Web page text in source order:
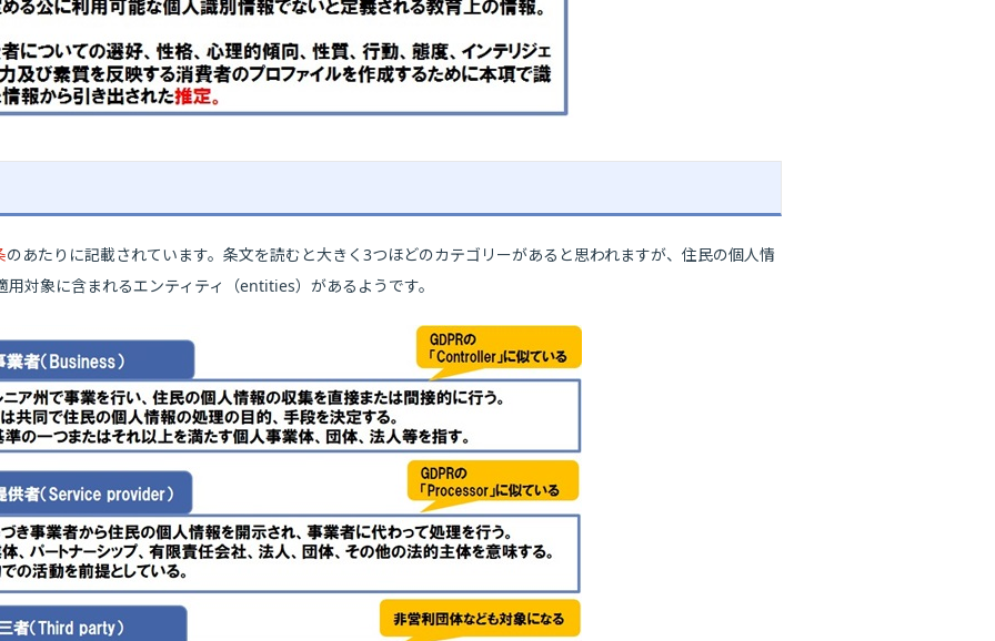
のあたりに記載されています。条文を読むと大きく3つほどのカテゴリーがあると思われますが、住民の個人情
対象に含まれるエンティティ（entities）があるようです。